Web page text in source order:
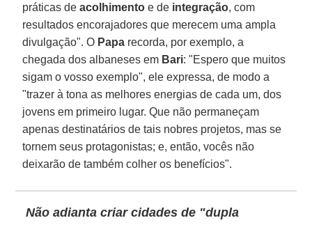
práticas deacolhimento e de integração, com
resultados encorajadores que merecem uma ampla
divulgação". O Papa recorda, por exemplo, a
chegada dos albaneses em Bari: "Espero que muitos
sigam o vosso exemplo", ele expressa, de modo a
"trazer à tona as melhores energias de cada um, dos
jovens em primeiro lugar. Que não permaneçam
apenas destinatários de tais nobres projetos, mas se
tornem seus protagonistas; e, então, vocês não
deixarão de também colher os benefícios".
Não adianta criar cidades de "dupla